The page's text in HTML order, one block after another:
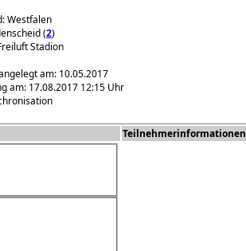
Westfalen
(2)
Stadion
am: 10.05.2017
am: 17.08.2017 12:15 Uhr
Teilnehmerinformationen